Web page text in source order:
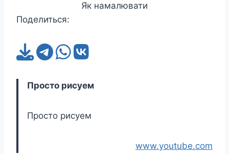
Як намалювати
Поделиться:
Просто рисуем
Просто рисуем
www.youtube.com